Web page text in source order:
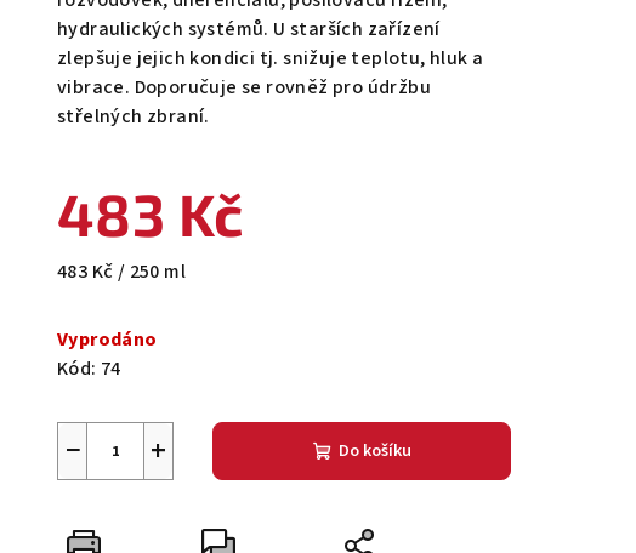
0,0
hvězdiček.
hydraulických systémů. U starších zařízení
zlepšuje jejich kondici tj. snižuje teplotu, hluk a
vibrace. Doporučuje se rovněž pro údržbu
střelných zbraní.
483 Kč
Měrná
483 Kč / 250 ml
Vyprodáno
Kód: 74
+
− Do košíku